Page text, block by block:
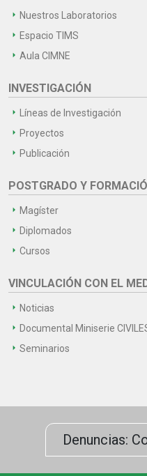
Nuestros Laboratorios
Espacio TIMS
Aula CIMNE
INVESTIGACIÓN
Líneas de Investigación
Proyectos
Publicación
POSTGRADO Y
Magíster
Diplomados
Cursos
VINCULACIÓN CON EL
Noticias
Documental Miniserie
Seminarios
Denuncias: